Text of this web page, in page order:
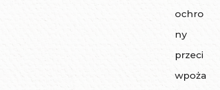
ochro
ny
przeci
wpoża